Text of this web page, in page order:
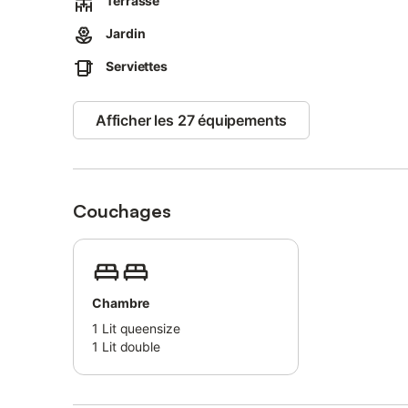
A l'extérieur, 2 terrasses privatives avec salons de jardin
milieu d'un jardin arboré et entourée de murs en pierre,
km d'Intra-Muros, la vieille ville de Saint-Malo.
Il se dégage de cette maison, une sérénité qui vous
Respectueux de notre environnement, vous pourrez y
TGV), bus, location de vélos (disponibles à proximité).
Le Petit déjeuner
Malo proche de la plus belle plage de France.
La recharge de votre véhicule électrique n'est pas
Jardin
Serviettes
Afficher les 27 équipements
Couchages
Chambre
1 Lit queensize
1 Lit double